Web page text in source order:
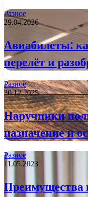
Разное
29.04.2026
Авиабилеты:
перелёт и
Разное
30.12.2025
Наручники
назначение и
Разное
11.05.2023
Преимущества